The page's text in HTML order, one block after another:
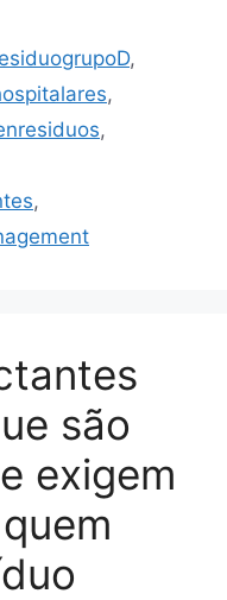
,
,
,
,
são
exigem